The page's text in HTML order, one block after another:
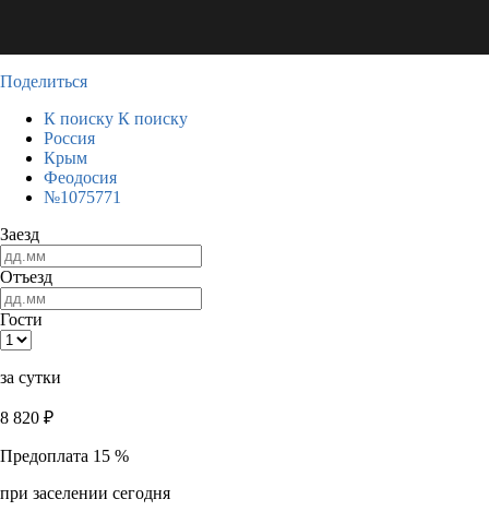
Поделиться
К поиску К поиску
Россия
Крым
Феодосия
№1075771
Заезд
Отъезд
Гости
за сутки
8 820 ₽
Предоплата 15 %
при заселении сегодня